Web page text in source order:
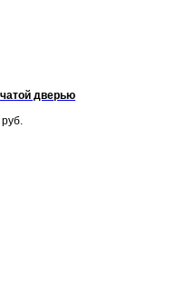
дверью
руб.